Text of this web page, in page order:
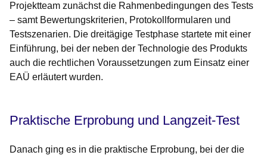
Projektteam zunächst die Rahmenbedingungen des Tests
– samt Bewertungskriterien, Protokollformularen und
Testszenarien. Die dreitägige Testphase startete mit einer
Einführung, bei der neben der Technologie des Produkts
auch die rechtlichen Voraussetzungen zum Einsatz einer
EAÜ erläutert wurden.
Praktische Erprobung und Langzeit-Test
Danach ging es in die praktische Erprobung, bei der die